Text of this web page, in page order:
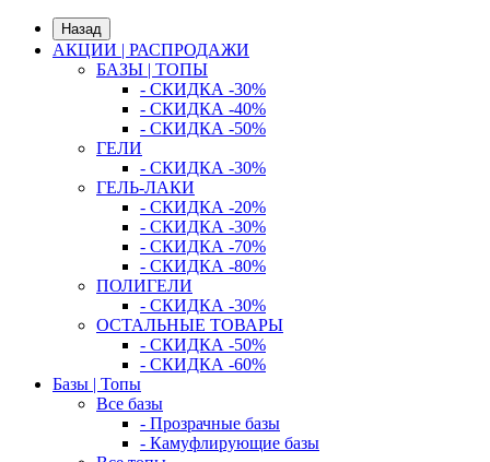
Назад
АКЦИИ | РАСПРОДАЖИ
БАЗЫ | ТОПЫ
- СКИДКА -30%
- СКИДКА -40%
- СКИДКА -50%
ГЕЛИ
- СКИДКА -30%
ГЕЛЬ-ЛАКИ
- СКИДКА -20%
- СКИДКА -30%
- СКИДКА -70%
- СКИДКА -80%
ПОЛИГЕЛИ
- СКИДКА -30%
ОСТАЛЬНЫЕ ТОВАРЫ
- СКИДКА -50%
- СКИДКА -60%
Базы | Топы
Все базы
- Прозрачные базы
- Камуфлирующие базы